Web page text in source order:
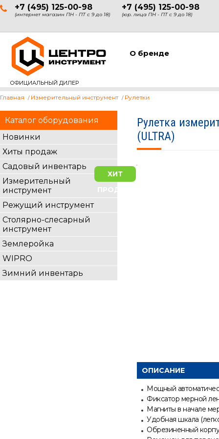
+7 (495) 125-00-98
(интернет магазин ПН - ПТ с 9 до 18)
+7 (495) 125-00-98
(юр. лица ПН - ПТ с 9 до 18)
ОФИЦИАЛЬНЫЙ ДИЛЕР
О бренде
Каталог оборудования
Новинки
Хиты продаж
Садовый инвентарь
Измерительный
инструмент
Режущий инструмент
Столярно-слесарный
инструмент
Землеройка
WIPRO
Зимний инвентарь
Главная Измерительный инструмент Рулетки
Рулетка
(ULTRA)
ХИТ
ПРОДАЖ
ОПИСАНИЕ
Мощный
Фиксатор мерной
Магниты в начале
Удобная шкала
Обрезиненный